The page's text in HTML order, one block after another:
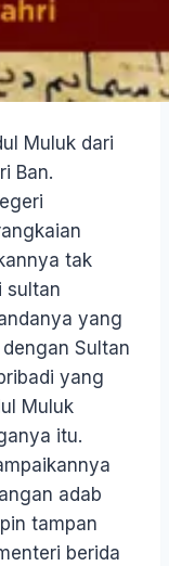
Muluk dari
Ban.
tak
sultan
yang
Sultan
yang
Muluk
itu.
adab
tampan
berida